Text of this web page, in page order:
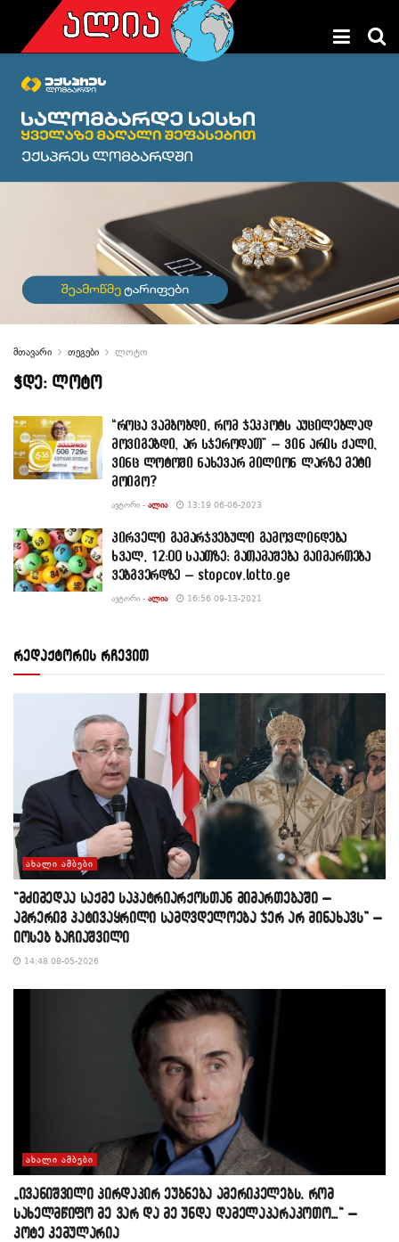
მთავარი თეგები ლოტო
ჭდე: ლოტო
“როცა ვამბობდი, რომ ჯეკპოტს აუცილებლად
მოვიგებდი, არ სჯეროდათ” – ვინ არის ქალი,
ვინც ლოტოში ნახევარ მილიონ ლარზე მეტი
მოიგო?
ᲐᲕᲢᲝᲠᲘ - ᲐᲚᲘᲐ 13:19 06-06-2023
პირველი გამარჯვებული გამოვლინდება
ხვალ, 12:00 საათზე; გათამაშება გაიმართება
ვებგვერდზე – stopcov.lotto.ge
ᲐᲕᲢᲝᲠᲘ - ᲐᲚᲘᲐ 16:56 09-13-2021
რედაქტორის რჩევით
ᲐᲮᲐᲚᲘ ᲐᲛᲑᲔᲑᲘ
“მძიმედაა საქმე საპატრიარქოსთან მიმართებაში –
აგრერიგ პატივაყრილი სამღვდელოება ჯერ არ მინახავს” –
იოსებ ბაჩიაშვილი
14:48 08-05-2026
ᲐᲮᲐᲚᲘ ᲐᲛᲑᲔᲑᲘ
„ივანიშვილი პირდაპირ ეუბნება ამერიკელებს, რომ
სახელმწიფო მე ვარ და მე უნდა დამელაპარაკოთო…“ –
კოტე კემულარია